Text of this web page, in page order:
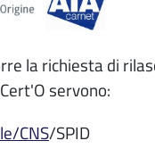
la richiesta di
servono:
CNS/SPID